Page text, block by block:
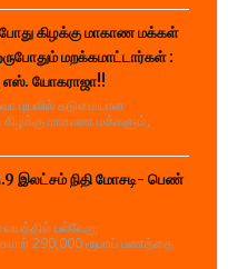
போது கிழக்கு மாகாண மக்கள்
மறக்கமாட்டார்கள் :
எஸ். யோகராஜா!!
புயலில் கடுமையான
மாகாண மக்களும்,
இலட்சம் நிதி மோசடி- பெண்
பல்வேறு
290,000 ரூபாய் பணத்தை